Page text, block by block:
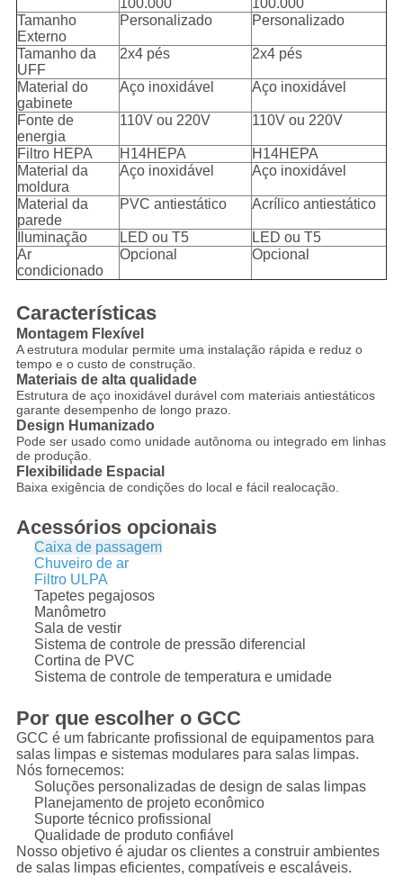
100.000
100.000
Tamanho
Externo
Personalizado Personalizado
Tamanho da
UFF
2x4 pés 2x4 pés
Material do
gabinete
Aço inoxidável Aço inoxidável
Fonte de
energia
110V ou 220V 110V ou 220V
Filtro HEPA H14HEPA
H14HEPA
Material da
moldura
Aço inoxidável Aço inoxidável
Material da
parede
PVC antiestático Acrílico antiestático
Iluminação LED ou T5
LED ou T5
Ar
condicionado
Opcional Opcional
Características
Montagem Flexível
A estrutura modular permite uma instalação rápida e reduz o
tempo e o custo de construção.
Materiais de alta qualidade
Estrutura de aço inoxidável durável com materiais antiestáticos
garante desempenho de longo prazo.
Design Humanizado
Pode ser usado como unidade autônoma ou integrado em linhas
de produção.
Flexibilidade Espacial
Baixa exigência de condições do local e fácil realocação.
Acessórios opcionais
Caixa de passagem
Chuveiro de ar
Filtro ULPA
Tapetes pegajosos
Manômetro
Sala de vestir
Sistema de controle de pressão diferencial
Cortina de PVC
Sistema de controle de temperatura e umidade
Por que escolher o GCC
GCC é um fabricante profissional de equipamentos para
salas limpas e sistemas modulares para salas limpas.
Nós fornecemos:
Soluções personalizadas de design de salas limpas
Planejamento de projeto econômico
Suporte técnico profissional
Qualidade de produto confiável
Nosso objetivo é ajudar os clientes a construir ambientes
de salas limpas eficientes, compatíveis e escaláveis.